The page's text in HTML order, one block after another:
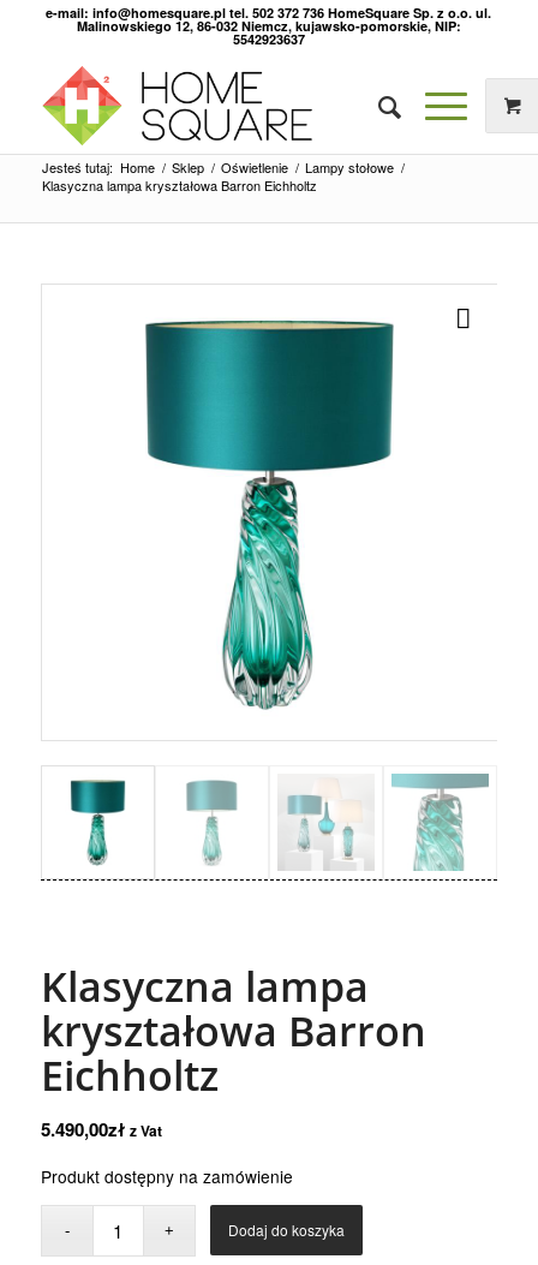
e-mail: info@homesquare.pl tel. 502 372 736 HomeSquare Sp. z o.o. ul.
Malinowskiego 12, 86-032 Niemcz, kujawsko-pomorskie, NIP:
5542923637
Jesteś tutaj: Home / Sklep / Oświetlenie / Lampy stołowe /
Klasyczna lampa kryształowa Barron Eichholtz
Klasyczna lampa
kryształowa Barron
Eichholtz
5.490,00zł z Vat
Produkt dostępny na zamówienie
Dodaj do koszyka